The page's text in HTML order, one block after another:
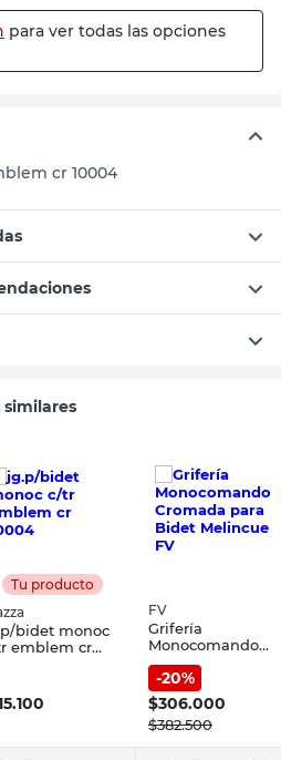
para ver todas las opciones
cr 10004
Tu producto
bidet monoc
emblem cr
FV
Grifería
Monocomando
Cromada para
Bidet Melincue
-20%
$306.000
$382.500